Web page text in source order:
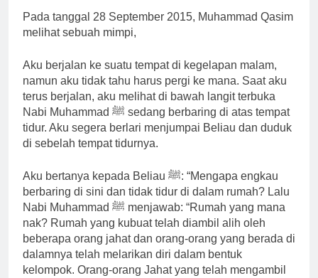
Pada tanggal 28 September 2015, Muhammad Qasim
melihat sebuah mimpi,
Aku berjalan ke suatu tempat di kegelapan malam,
namun aku tidak tahu harus pergi ke mana. Saat aku
terus berjalan, aku melihat di bawah langit terbuka
Nabi Muhammad ﷺ sedang berbaring di atas tempat
tidur. Aku segera berlari menjumpai Beliau dan duduk
di sebelah tempat tidurnya.
Aku bertanya kepada Beliau ﷺ: “Mengapa engkau
berbaring di sini dan tidak tidur di dalam rumah? Lalu
Nabi Muhammad ﷺ menjawab: “Rumah yang mana
nak? Rumah yang kubuat telah diambil alih oleh
beberapa orang jahat dan orang-orang yang berada di
dalamnya telah melarikan diri dalam bentuk
kelompok. Orang-orang Jahat yang telah mengambil